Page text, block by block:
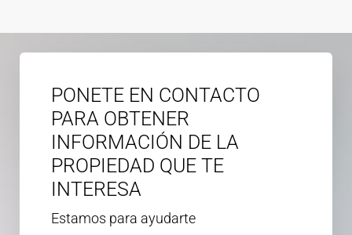
PONETE EN CONTACTO
PARA OBTENER
INFORMACIÓN DE LA
PROPIEDAD QUE TE
INTERESA
Estamos para ayudarte